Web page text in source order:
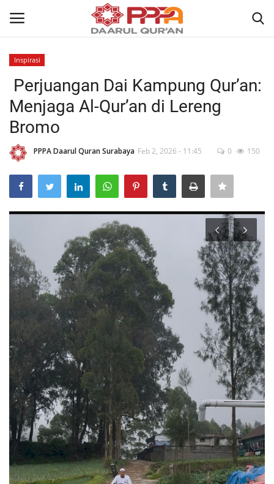
Home
About
Kisah
Inspirasi
Blog
Video
Inspirasi
Perjuangan Dai Kampung Qur’an:
Menjaga Al-Qur’an di Lereng
Bromo
PPPA Daarul Quran Surabaya Feb 2, 2026 - 11:45 0 150